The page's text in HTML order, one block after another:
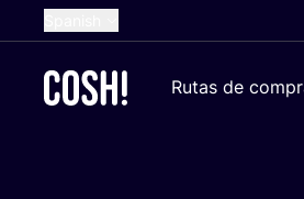
Dutch
Rutas de